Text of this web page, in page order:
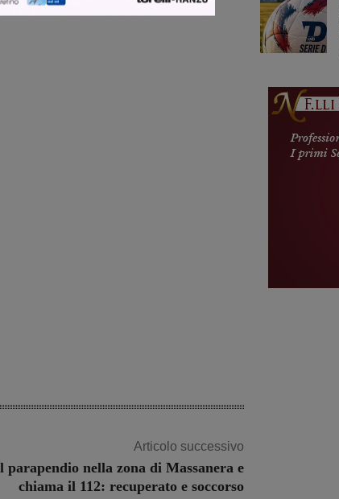
Articolo successivo
parapendio nella zona di Massanera e
chiama il 112: recuperato e soccorso